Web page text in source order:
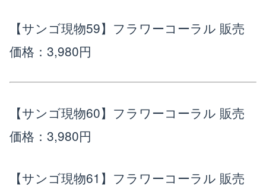
【サンゴ現物59】フラワーコーラル 販売
価格：3,980円
【サンゴ現物60】フラワーコーラル 販売
価格：3,980円
【サンゴ現物61】フラワーコーラル 販売